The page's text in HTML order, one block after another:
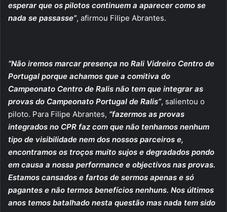
esperar que os pilotos continuem a aparecer como se
nada se passasse”, afirmou Filipe Abrantes.
“Não iremos marcar presença no Rali Vidreiro Centro de
Portugal porque achamos que a comitiva do
Campeonato Centro de Ralis não tem que integrar as
provas do Campeonato Portugal de Ralis”, salientou o
piloto. Para Filipe Abrantes, “fazermos as provas
integrados no CPR faz com que não tenhamos nenhum
tipo de visibilidade nem dos nossos parceiros e,
encontramos os troços muito sujos e degradados pondo
em causa a nossa performance e objectivos nas provas.
Estamos cansados e fartos de sermos apenas e só
pagantes e não termos benefícios nenhuns. Nos últimos
anos temos batalhado nesta questão mas nada tem sido